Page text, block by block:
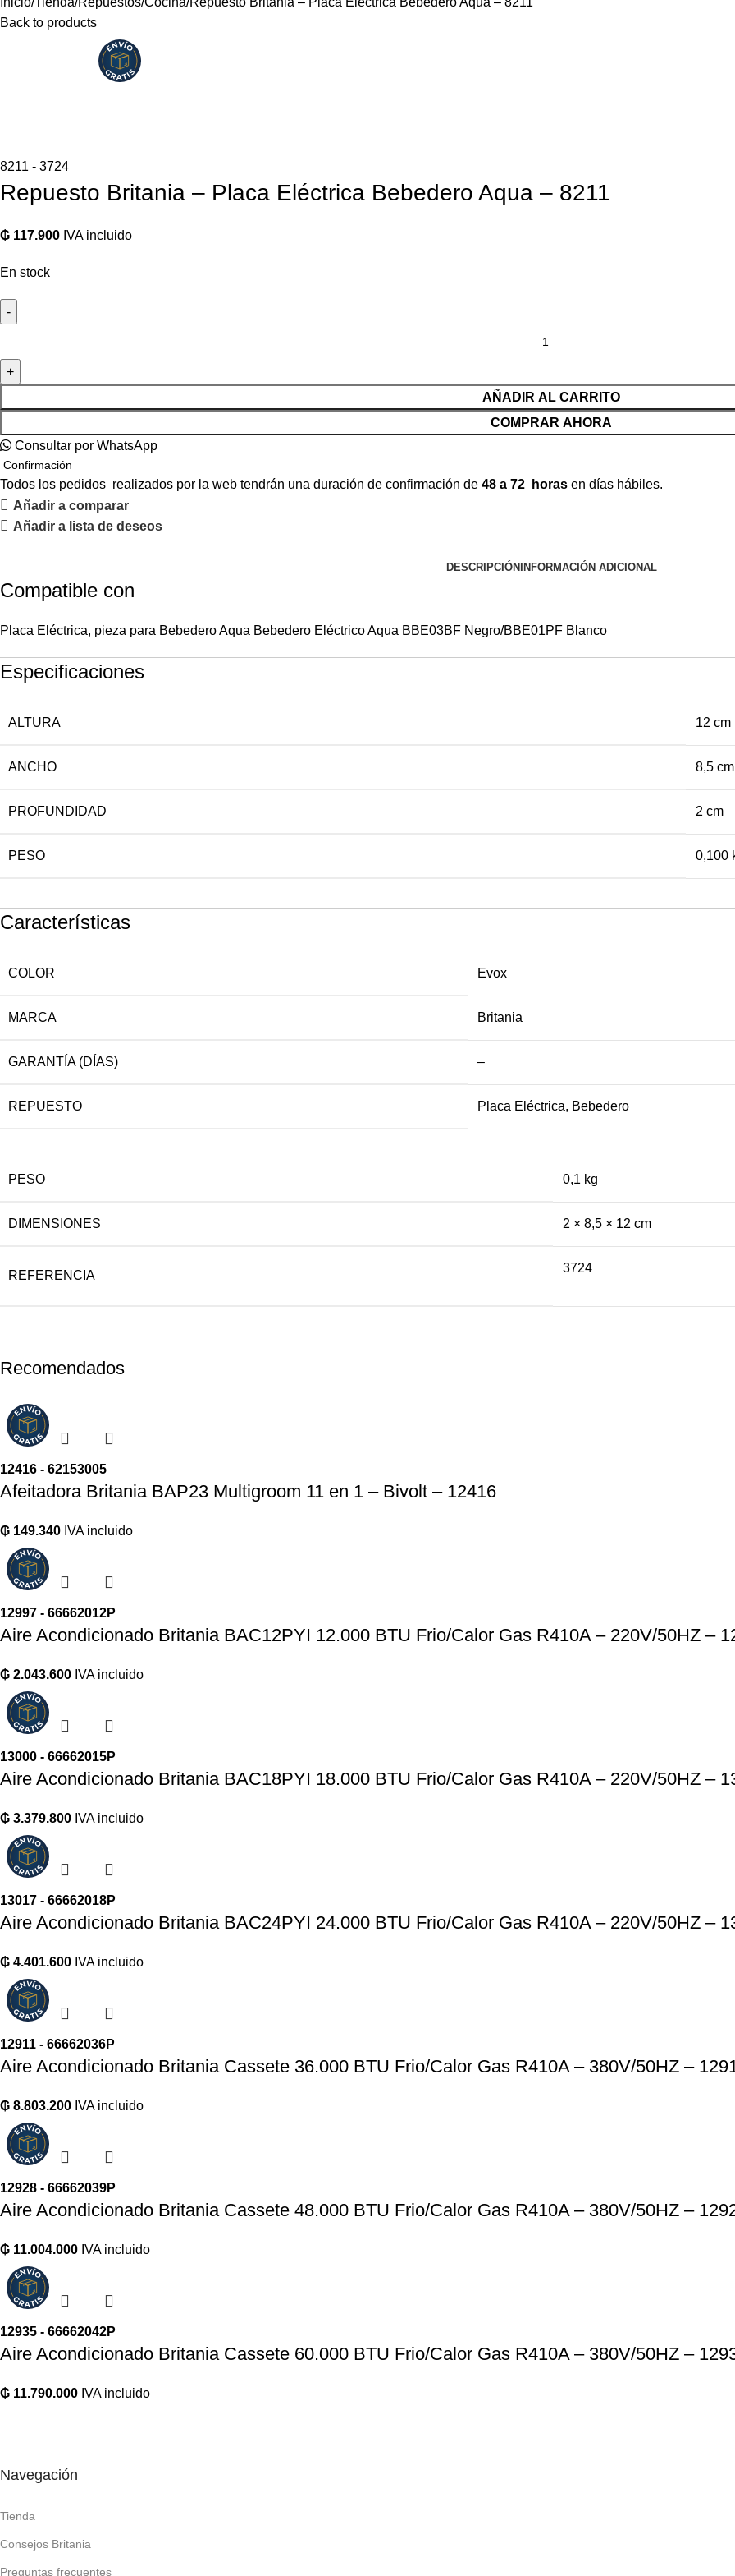
Back to products
8211 - 3724
Repuesto Britania – Placa Eléctrica Bebedero Aqua – 8211
₲ 117.900 IVA incluido
En stock
AÑADIR AL CARRITO
COMPRAR AHORA
Consultar por WhatsApp
Confirmación
Todos los pedidos realizados por la web tendrán una duración de confirmación de 48 a 72 horas en días hábiles.
Añadir a comparar
Añadir a lista de deseos
DESCRIPCIÓN INFORMACIÓN ADICIONAL
Compatible con
Placa Eléctrica, pieza para Bebedero Aqua Bebedero Eléctrico Aqua BBE03BF Negro/BBE01PF Blanco
Especificaciones
ALTURA 12 cm
ANCHO 8,5 cm
PROFUNDIDAD 2 cm
PESO 0,100
Características
COLOR Evox
MARCA Britania
GARANTÍA (DÍAS) –
REPUESTO Placa Eléctrica, Bebedero
PESO 0,1 kg
DIMENSIONES 2 × 8,5 × 12 cm
REFERENCIA
3724
Recomendados
12416 - 62153005
Afeitadora Britania BAP23 Multigroom 11 en 1 – Bivolt – 12416
₲ 149.340 IVA incluido
12997 - 66662012P
Aire Acondicionado Britania BAC12PYI 12.000 BTU Frio/Calor Gas R410A – 220V/50HZ –
₲ 2.043.600 IVA incluido
13000 - 66662015P
Aire Acondicionado Britania BAC18PYI 18.000 BTU Frio/Calor Gas R410A – 220V/50HZ –
₲ 3.379.800 IVA incluido
13017 - 66662018P
Aire Acondicionado Britania BAC24PYI 24.000 BTU Frio/Calor Gas R410A – 220V/50HZ –
₲ 4.401.600 IVA incluido
12911 - 66662036P
Aire Acondicionado Britania Cassete 36.000 BTU Frio/Calor Gas R410A – 380V/50HZ –
₲ 8.803.200 IVA incluido
12928 - 66662039P
Aire Acondicionado Britania Cassete 48.000 BTU Frio/Calor Gas R410A – 380V/50HZ –
₲ 11.004.000 IVA incluido
12935 - 66662042P
Aire Acondicionado Britania Cassete 60.000 BTU Frio/Calor Gas R410A – 380V/50HZ –
₲ 11.790.000 IVA incluido
Navegación
Tienda
Consejos Britania
Preguntas frecuentes